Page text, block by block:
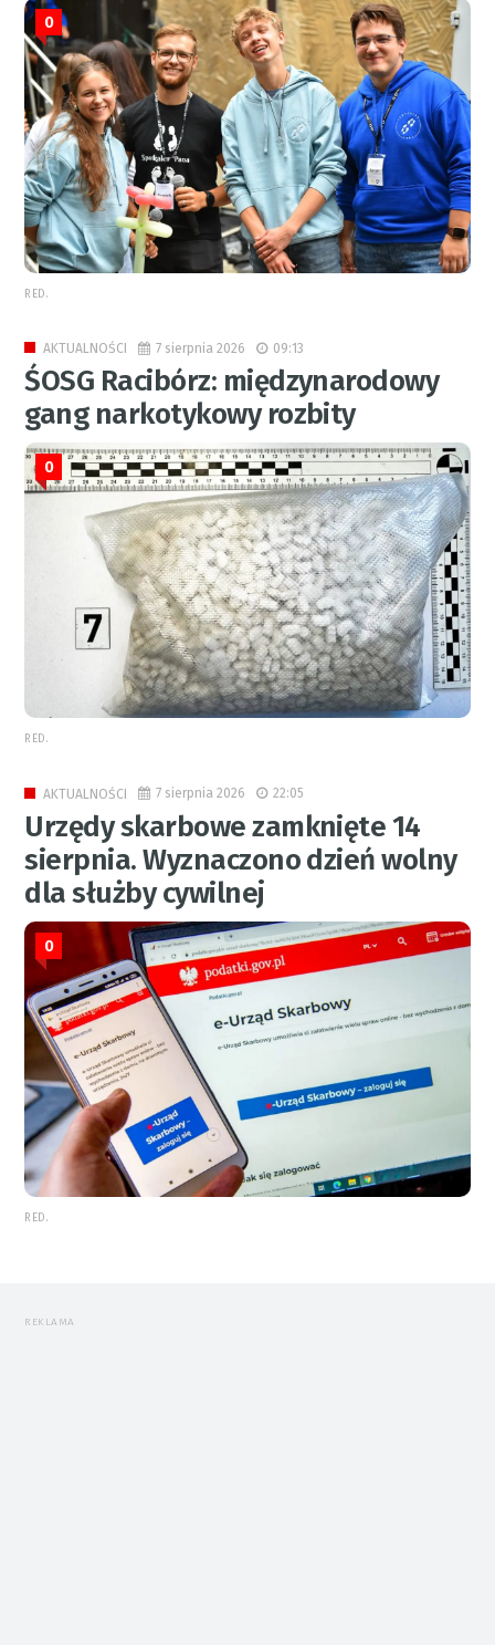
0
RED.
AKTUALNOŚCI 7 sierpnia 2026 09:13
ŚOSG Racibórz: międzynarodowy
gang narkotykowy rozbity
0
RED.
AKTUALNOŚCI 7 sierpnia 2026 22:05
Urzędy skarbowe zamknięte 14
sierpnia. Wyznaczono dzień wolny
dla służby cywilnej
0
RED.
REKLAMA